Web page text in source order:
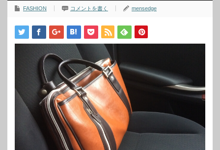
FASHION コメントを書く mensedge